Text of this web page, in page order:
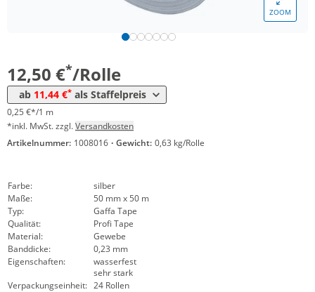
ZOOM
12,50 €*/Rolle
ab 11,44 €* als Staffelpreis
0,25 €*/1 m
*inkl. MwSt. zzgl.Versandkosten
Artikelnummer: 1008016 · Gewicht: 0,63 kg/Rolle
Farbe:
silber
Maße:
50 mm x 50 m
Typ:
Gaffa Tape
Qualität:
Profi Tape
Material:
Gewebe
Banddicke:
0,23 mm
Eigenschaften:
wasserfest
sehr stark
Verpackungseinheit: 24 Rollen